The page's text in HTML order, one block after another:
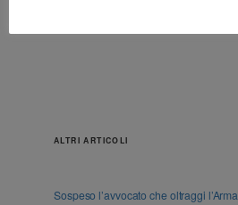
ALTRI ARTICOLI
Sospeso l’avvocato che oltraggi l’Arma